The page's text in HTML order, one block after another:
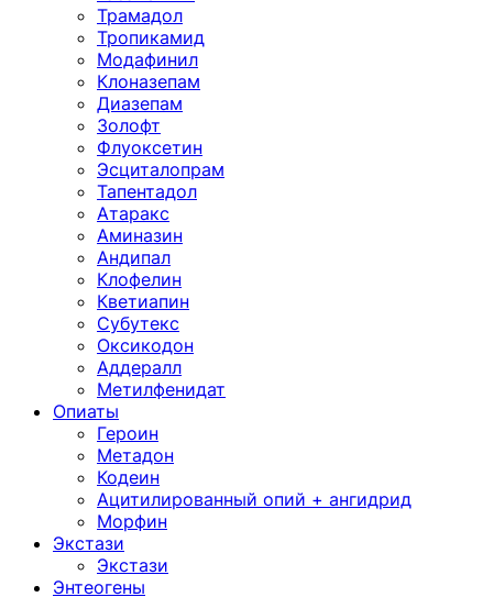
Трамадол
Тропикамид
Модафинил
Клоназепам
Диазепам
Золофт
Флуоксетин
Эсциталопрам
Тапентадол
Атаракс
Аминазин
Андипал
Клофелин
Кветиапин
Субутекс
Оксикодон
Аддералл
Метилфенидат
Опиаты
Героин
Метадон
Кодеин
Ацитилированный опий + ангидрид
Морфин
Экстази
Экстази
Энтеогены